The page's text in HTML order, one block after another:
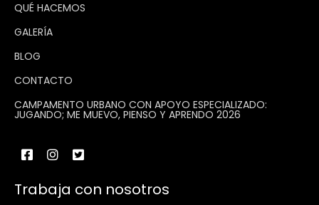
QUÉ HACEMOS
GALERÍA
BLOG
CONTACTO
CAMPAMENTO URBANO CON APOYO ESPECIALIZADO:
JUGANDO; ME MUEVO, PIENSO Y APRENDO 2026
Trabaja con nosotros